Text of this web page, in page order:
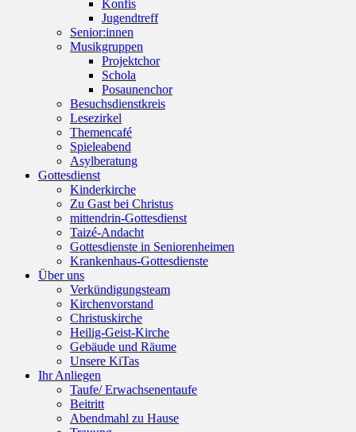
Konfis
Jugendtreff
Senior:innen
Musikgruppen
Projektchor
Schola
Posaunenchor
Besuchsdienstkreis
Lesezirkel
Themencafé
Spieleabend
Asylberatung
Gottesdienst
Kinderkirche
Zu Gast bei Christus
mittendrin-Gottesdienst
Taizé-Andacht
Gottesdienste in Seniorenheimen
Krankenhaus-Gottesdienste
Über uns
Verkündigungsteam
Kirchenvorstand
Christuskirche
Heilig-Geist-Kirche
Gebäude und Räume
Unsere KiTas
Ihr Anliegen
Taufe/ Erwachsenentaufe
Beitritt
Abendmahl zu Hause